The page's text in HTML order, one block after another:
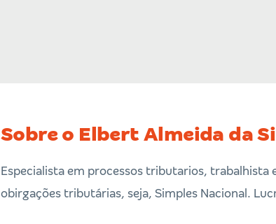
Sobre o Elbert Almeida da
Especialista em processos tributarios, trabalhista
obirgações tributárias, seja, Simples Nacional.